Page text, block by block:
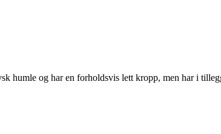
humle og har en forholdsvis lett kropp, men har i